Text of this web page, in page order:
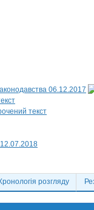
06.12.2017
розгляду